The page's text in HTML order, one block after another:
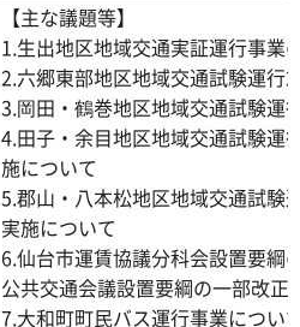
【主な議題等】
1.生出地区地域交通実証運行事業
2.六郷東部地区地域交通試験運行
3.岡田・鶴巻地区地域交通試験運
4.田子・余目地区地域交通試験運
施について
5.郡山・八本松地区地域交通試験
実施について
6.仙台市運賃協議分科会設置要綱
公共交通会議設置要綱の一部改正
7.大和町町民バス運行事業につい